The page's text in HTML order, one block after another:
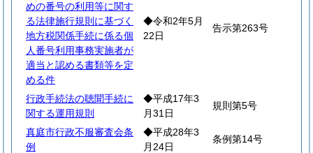
めの番号の利用等に関す
る法律施行規則に基づく
地方税関係手続に係る個
人番号利用事務実施者が
適当と認める書類等を定
める件
◆令和2年5月
22日
告示第263号
行政手続法の聴聞手続に
関する運用規則
◆平成17年3
月31日
規則第5号
真庭市行政不服審査会条
例
◆平成28年3
月24日
条例第14号